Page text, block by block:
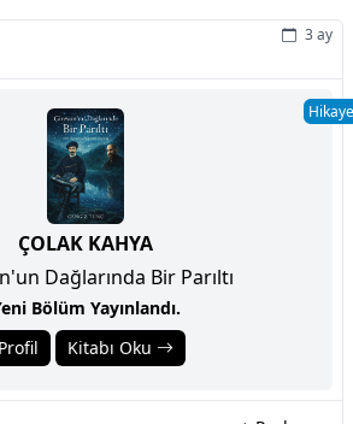
3 ay
ÇOLAK KAHYA
Dağlarında Bir Parıltı
Bölüm Yayınlandı.
Profil
Kitabı Oku